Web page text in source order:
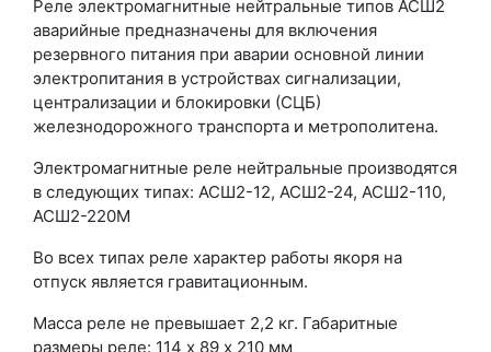
Реле электромагнитные нейтральные типов АСШ2
аварийные предназначены для включения
резервного питания при аварии основной линии
электропитания в устройствах сигнализации,
централизации и блокировки (СЦБ)
железнодорожного транспорта и метрополитена.
Электромагнитные реле нейтральные производятся
в следующих типах: АСШ2-12, АСШ2-24, АСШ2-110,
АСШ2-220М
Во всех типах реле характер работы якоря на
отпуск является гравитационным.
Масса реле не превышает 2,2 кг. Габаритные
размеры реле: 114 х 89 х 210 мм